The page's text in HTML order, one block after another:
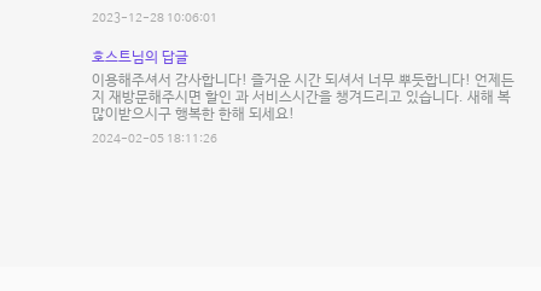
2023-12-28 10:06:01
호스트님의 답글
이용해주셔서 감사합니다! 즐거운 시간 되셔서 너무 뿌듯합니다! 언제든
지 재방문해주시면 할인 과 서비스시간을 챙겨드리고 있습니다. 새해 복
많이받으시구 행복한 한해 되세요!
2024-02-05 18:11:26